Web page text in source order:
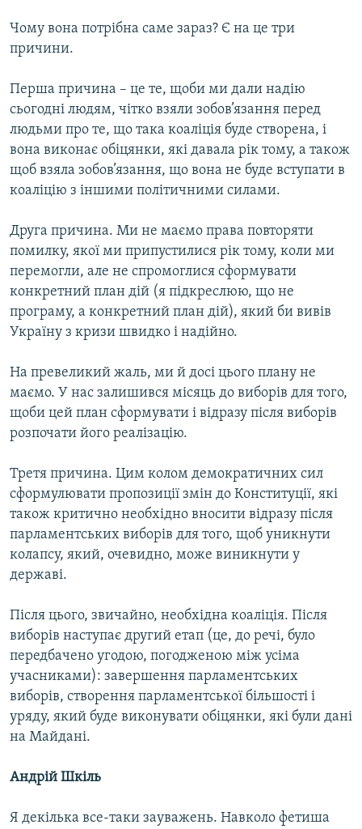
Чому вона потрібна саме зараз? Є на це три
причини.
Перша причина – це те, щоби ми дали надію
сьогодні людям, чітко взяли зобов’язання перед
людьми про те, що така коаліція буде створена, і
вона виконає обіцянки, які давала рік тому, а також
щоб взяла зобов’язання, що вона не буде вступати в
коаліцію з іншими політичними силами.
Друга причина. Ми не маємо права повторяти
помилку, якої ми припустилися рік тому, коли ми
перемогли, але не спромоглися сформувати
конкретний план дій (я підкреслюю, що не
програму, а конкретний план дій), який би вивів
Україну з кризи швидко і надійно.
На превеликий жаль, ми й досі цього плану не
маємо. У нас залишився місяць до виборів для того,
щоби цей план сформувати і відразу після виборів
розпочати його реалізацію.
Третя причина. Цим колом демократичних сил
сформулювати пропозиції змін до Конституції, які
також критично необхідно вносити відразу після
парламентських виборів для того, щоб уникнути
колапсу, який, очевидно, може виникнути у
державі.
Після цього, звичайно, необхідна коаліція. Після
виборів наступає другий етап (це, до речі, було
передбачено угодою, погодженою між усіма
учасниками): завершення парламентських
виборів, створення парламентської більшості і
уряду, який буде виконувати обіцянки, які були дані
на Майдані.
Андрій Шкіль
Я декілька все-таки зауважень. Навколо фетиша